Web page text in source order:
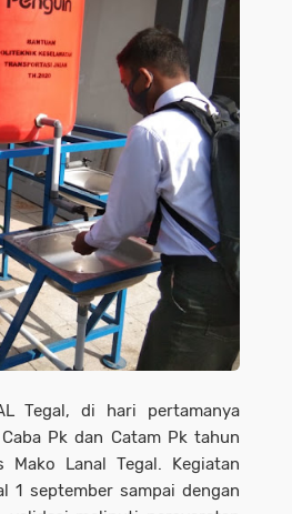
Tegal, di hari pertamanya
Pk dan Catam Pk tahun
Lanal Tegal. Kegiatan
1 september sampai dengan